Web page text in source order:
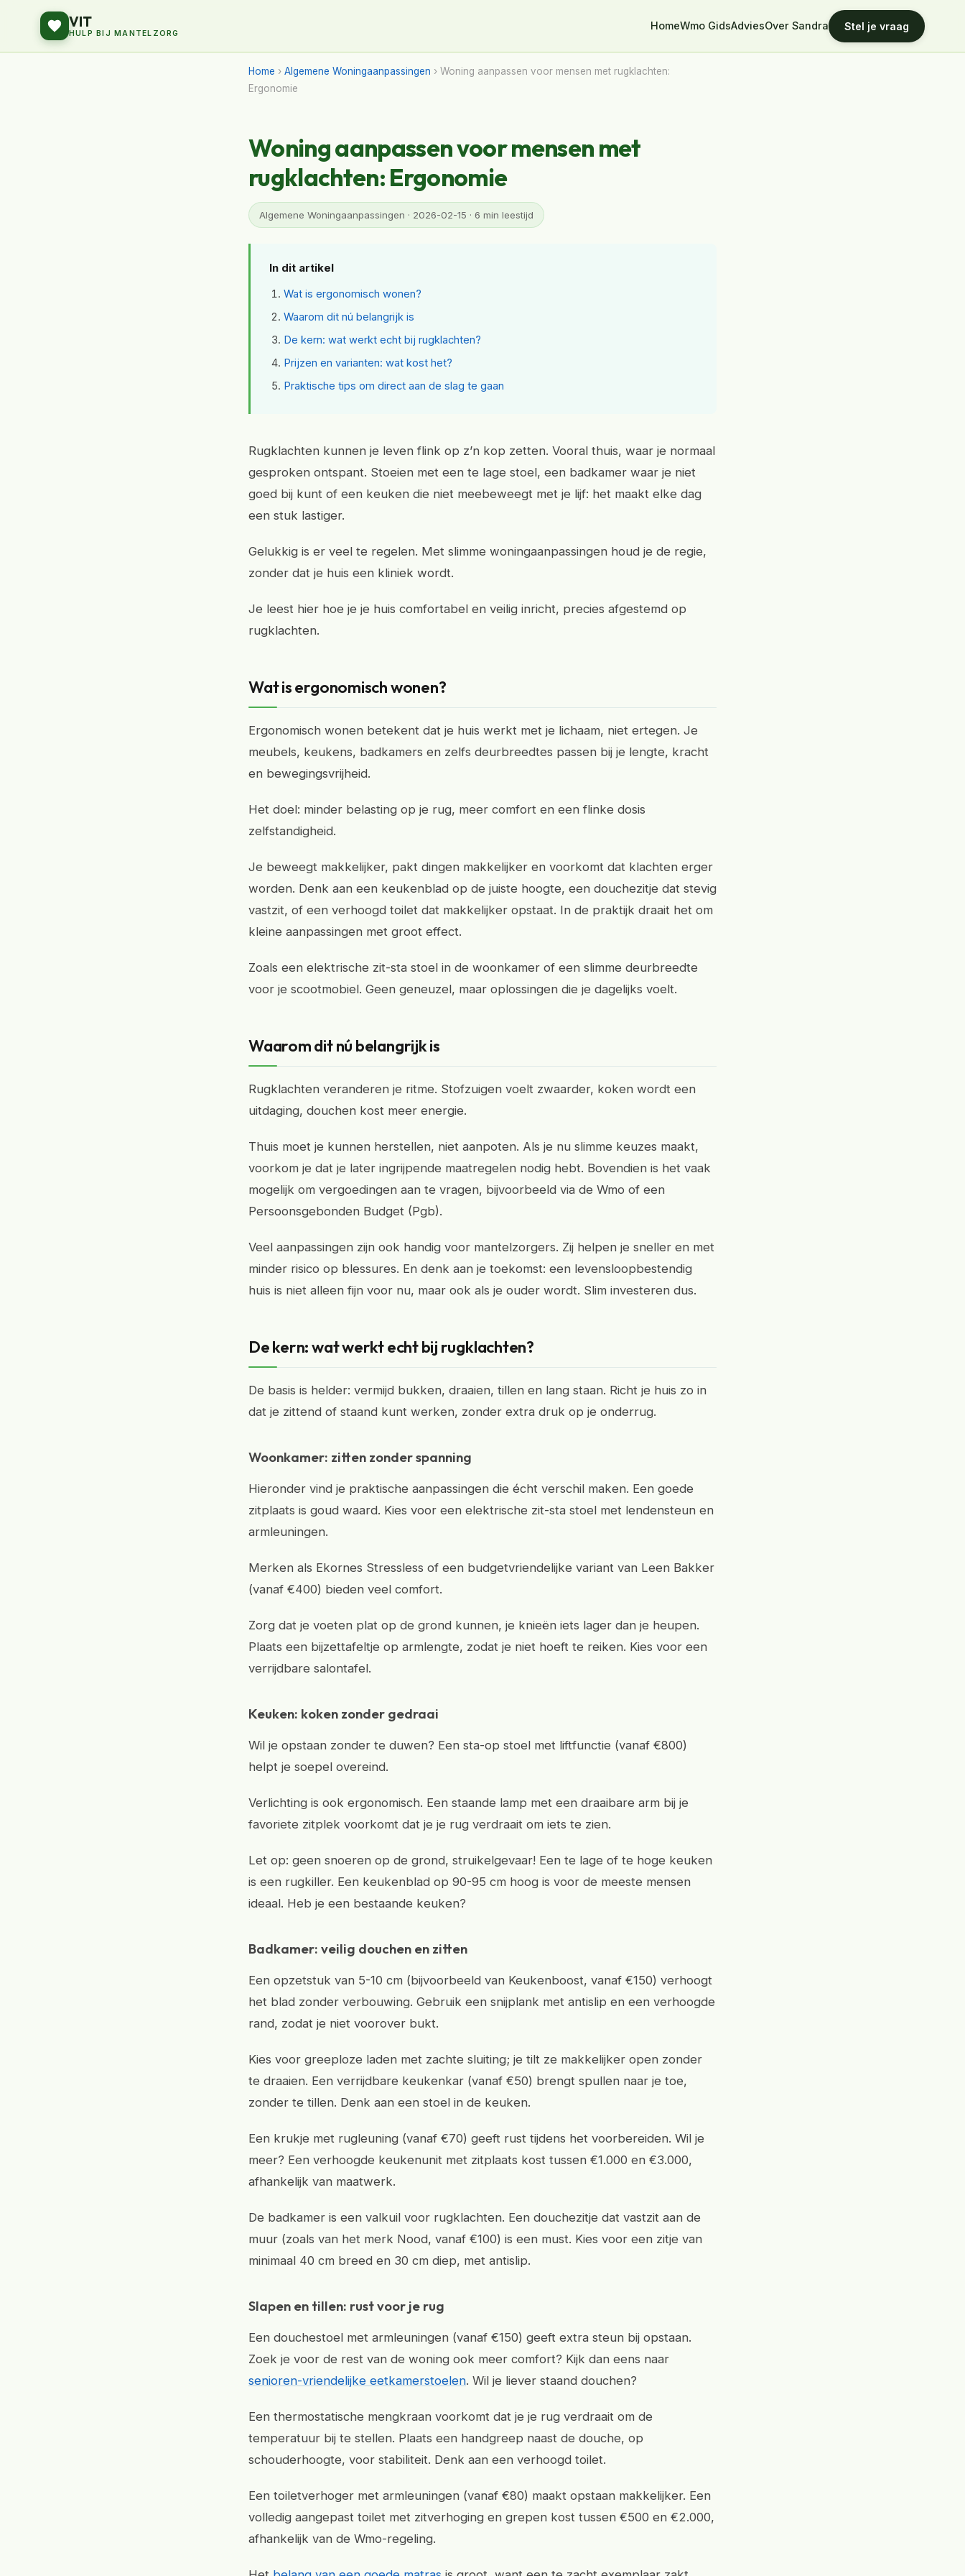
VIT
HULP BIJ MANTELZORG
HomeWmo GidsAdviesOver Sandra Stel je vraag
Home › Algemene Woningaanpassingen › Woning aanpassen voor mensen met rugklachten:
Ergonomie
Woning aanpassen voor mensen met
rugklachten: Ergonomie
Algemene Woningaanpassingen · 2026-02-15 · 6 min leestijd
In dit artikel
Wat is ergonomisch wonen?
Waarom dit nú belangrijk is
De kern: wat werkt echt bij rugklachten?
Prijzen en varianten: wat kost het?
Praktische tips om direct aan de slag te gaan
Rugklachten kunnen je leven flink op z’n kop zetten. Vooral thuis, waar je normaal
gesproken ontspant. Stoeien met een te lage stoel, een badkamer waar je niet
goed bij kunt of een keuken die niet meebeweegt met je lijf: het maakt elke dag
een stuk lastiger.
Gelukkig is er veel te regelen. Met slimme woningaanpassingen houd je de regie,
zonder dat je huis een kliniek wordt.
Je leest hier hoe je je huis comfortabel en veilig inricht, precies afgestemd op
rugklachten.
Wat is ergonomisch wonen?
Ergonomisch wonen betekent dat je huis werkt met je lichaam, niet ertegen. Je
meubels, keukens, badkamers en zelfs deurbreedtes passen bij je lengte, kracht
en bewegingsvrijheid.
Het doel: minder belasting op je rug, meer comfort en een flinke dosis
zelfstandigheid.
Je beweegt makkelijker, pakt dingen makkelijker en voorkomt dat klachten erger
worden. Denk aan een keukenblad op de juiste hoogte, een douchezitje dat stevig
vastzit, of een verhoogd toilet dat makkelijker opstaat. In de praktijk draait het om
kleine aanpassingen met groot effect.
Zoals een elektrische zit-sta stoel in de woonkamer of een slimme deurbreedte
voor je scootmobiel. Geen geneuzel, maar oplossingen die je dagelijks voelt.
Waarom dit nú belangrijk is
Rugklachten veranderen je ritme. Stofzuigen voelt zwaarder, koken wordt een
uitdaging, douchen kost meer energie.
Thuis moet je kunnen herstellen, niet aanpoten. Als je nu slimme keuzes maakt,
voorkom je dat je later ingrijpende maatregelen nodig hebt. Bovendien is het vaak
mogelijk om vergoedingen aan te vragen, bijvoorbeeld via de Wmo of een
Persoonsgebonden Budget (Pgb).
Veel aanpassingen zijn ook handig voor mantelzorgers. Zij helpen je sneller en met
minder risico op blessures. En denk aan je toekomst: een levensloopbestendig
huis is niet alleen fijn voor nu, maar ook als je ouder wordt. Slim investeren dus.
De kern: wat werkt echt bij rugklachten?
De basis is helder: vermijd bukken, draaien, tillen en lang staan. Richt je huis zo in
dat je zittend of staand kunt werken, zonder extra druk op je onderrug.
Woonkamer: zitten zonder spanning
Hieronder vind je praktische aanpassingen die écht verschil maken. Een goede
zitplaats is goud waard. Kies voor een elektrische zit-sta stoel met lendensteun en
armleuningen.
Merken als Ekornes Stressless of een budgetvriendelijke variant van Leen Bakker
(vanaf €400) bieden veel comfort.
Zorg dat je voeten plat op de grond kunnen, je knieën iets lager dan je heupen.
Plaats een bijzettafeltje op armlengte, zodat je niet hoeft te reiken. Kies voor een
verrijdbare salontafel.
Keuken: koken zonder gedraai
Wil je opstaan zonder te duwen? Een sta-op stoel met liftfunctie (vanaf €800)
helpt je soepel overeind.
Verlichting is ook ergonomisch. Een staande lamp met een draaibare arm bij je
favoriete zitplek voorkomt dat je je rug verdraait om iets te zien.
Let op: geen snoeren op de grond, struikelgevaar! Een te lage of te hoge keuken
is een rugkiller. Een keukenblad op 90-95 cm hoog is voor de meeste mensen
ideaal. Heb je een bestaande keuken?
Badkamer: veilig douchen en zitten
Een opzetstuk van 5-10 cm (bijvoorbeeld van Keukenboost, vanaf €150) verhoogt
het blad zonder verbouwing. Gebruik een snijplank met antislip en een verhoogde
rand, zodat je niet voorover bukt.
Kies voor greeploze laden met zachte sluiting; je tilt ze makkelijker open zonder
te draaien. Een verrijdbare keukenkar (vanaf €50) brengt spullen naar je toe,
zonder te tillen. Denk aan een stoel in de keuken.
Een krukje met rugleuning (vanaf €70) geeft rust tijdens het voorbereiden. Wil je
meer? Een verhoogde keukenunit met zitplaats kost tussen €1.000 en €3.000,
afhankelijk van maatwerk.
De badkamer is een valkuil voor rugklachten. Een douchezitje dat vastzit aan de
muur (zoals van het merk Nood, vanaf €100) is een must. Kies voor een zitje van
minimaal 40 cm breed en 30 cm diep, met antislip.
Slapen en tillen: rust voor je rug
Een douchestoel met armleuningen (vanaf €150) geeft extra steun bij opstaan.
Zoek je voor de rest van de woning ook meer comfort? Kijk dan eens naar
senioren-vriendelijke eetkamerstoelen. Wil je liever staand douchen?
Een thermostatische mengkraan voorkomt dat je je rug verdraait om de
temperatuur bij te stellen. Plaats een handgreep naast de douche, op
schouderhoogte, voor stabiliteit. Denk aan een verhoogd toilet.
Een toiletverhoger met armleuningen (vanaf €80) maakt opstaan makkelijker. Een
volledig aangepast toilet met zitverhoging en grepen kost tussen €500 en €2.000,
afhankelijk van de Wmo-regeling.